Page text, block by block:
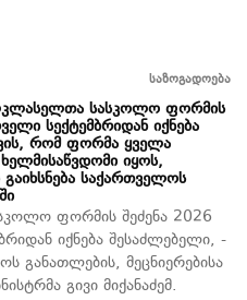
საზოგადოება
სასკოლო ფორმის
სექტემბრიდან იქნება
რომ ფორმა ყველა
იყოს,
საქართველოს
ფორმის შეძენა 2026
იქნება შესაძლებელი, -
განათლების, მეცნიერებისა
გივი მიქანაძემ.